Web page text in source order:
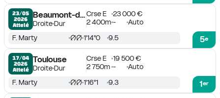
23/05
2026
Attelé
Beaumont-de-Lomagne
DroiteDur
Crse E
23 000 €
2 400m - Auto
5e
F. Marty 1'14''0 9.5
17/04
2026
Attelé
Toulouse
DroiteDur
Crse E
19 500 €
2 750m - Auto
1er
F. Marty 1'16''1 9.3